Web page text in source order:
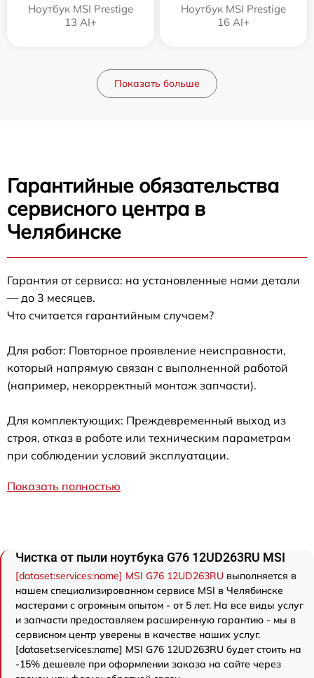
Ноутбук MSI Prestige
13 AI+
Ноутбук MSI Prestige
16 AI+
Показать больше
Гарантийные обязательства
сервисного центра в
Челябинске
Гарантия от сервиса: на установленные нами детали
— до 3 месяцев.
Что считается гарантийным случаем?
Для работ: Повторное проявление неисправности,
который напрямую связан с выполненной работой
(например, некорректный монтаж запчасти).
Для комплектующих: Преждевременный выход из
строя, отказ в работе или техническим параметрам
при соблюдении условий эксплуатации.
Показать полностью
Чистка от пыли ноутбука G76 12UD263RU MSI
[dataset:services:name] MSI G76 12UD263RU выполняется в
нашем специализированном сервисе MSI в Челябинске
мастерами с огромным опытом - от 5 лет. На все виды услуг
и запчасти предоставляем расширенную гарантию - мы в
сервисном центр уверены в качестве наших услуг.
[dataset:services:name] MSI G76 12UD263RU будет стоить на
-15% дешевле при оформлении заказа на сайте через